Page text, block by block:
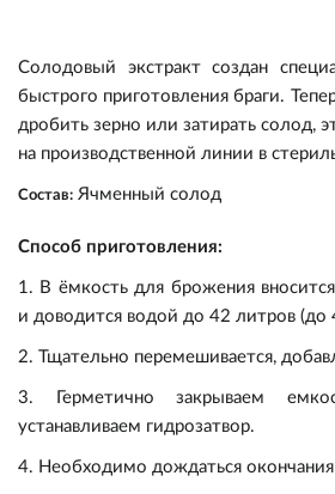
Солодовый экстракт создан
быстрого приготовления браги.
дробить зерно или затирать солод,
на производственной линии в
Состав: Ячменный солод
Способ приготовления:
1. В ёмкость для брожения
и доводится водой до 42 литров (до
2. Тщательно перемешивается,
3. Герметично закрываем
устанавливаем гидрозатвор.
4. Необходимо дождаться
Ингредиенты
Солод
Дрожжи
Экстракты
Оборудование
Варка и брожение
Измерение
Самогоноварение
Ингредиенты
Солод
Дрожжи
Оборудование
Варка и брожение
Кулинария
Консервирование
Виноделие
Подарочные сертификаты
Акции